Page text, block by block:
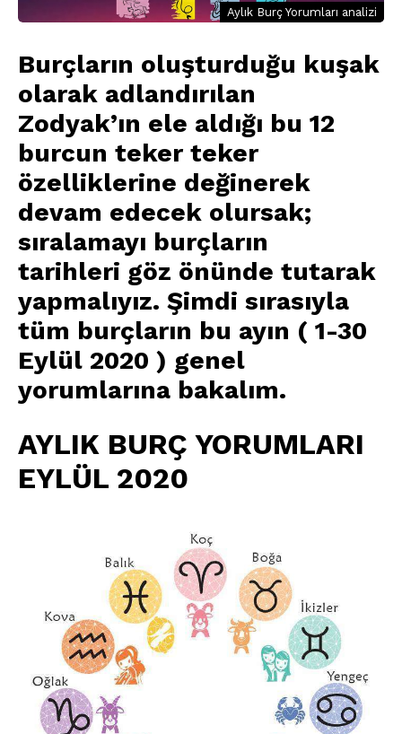
Aylık Burç Yorumları analizi
Burçların oluşturduğu kuşak
olarak adlandırılan
Zodyak’ın ele aldığı bu 12
burcun teker teker
özelliklerine değinerek
devam edecek olursak;
sıralamayı burçların
tarihleri göz önünde tutarak
yapmalıyız. Şimdi sırasıyla
tüm burçların bu ayın ( 1-30
Eylül 2020 ) genel
yorumlarına bakalım.
AYLIK BURÇ YORUMLARI
EYLÜL 2020